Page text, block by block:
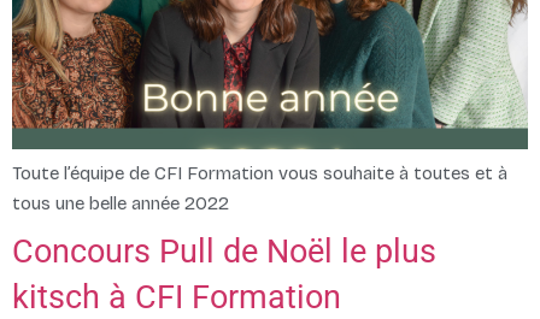
Toute l’équipe de CFI Formation vous souhaite à toutes et à
tous une belle année 2022
Concours Pull de Noël le plus
kitsch à CFI Formation